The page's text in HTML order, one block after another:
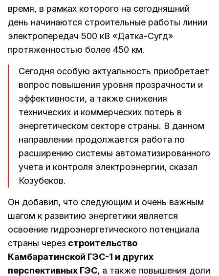
время, в рамках которого на сегодняшний
день начинаются строительные работы линии
электропередач 500 кВ «Датка-Сугд»
протяженностью более 450 км.
Сегодня особую актуальность приобретает
вопрос повышения уровня прозрачности и
эффективности, а также снижения
технических и коммерческих потерь в
энергетическом секторе страны. В данном
направлении продолжается работа по
расширению системы автоматизированного
учета и контроля электроэнергии, сказал
Козубеков.
Он добавил, что следующим и очень важным
шагом к развитию энергетики является
освоение гидроэнергетического потенциала
страны через строительство
Камбаратинской ГЭС-1 и других
перспективных ГЭС, а также повышения доли